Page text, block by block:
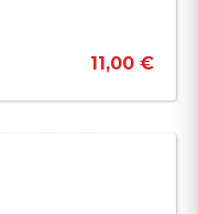
11,00 €